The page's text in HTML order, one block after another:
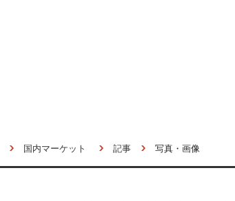
国内マーケット 記事 写真・画像